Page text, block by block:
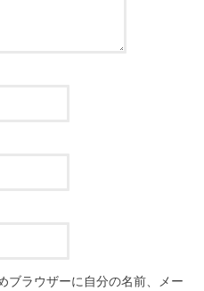
ブラウザーに自分の名前、メー